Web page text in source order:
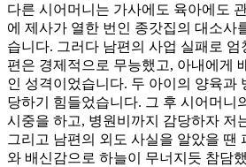
다른 시어머니는 가사에도 육아에도
에 제사가 열한 번인 종갓집의 대소사
습니다. 그러다 남편의 사업 실패로
편은 경제적으로 무능했고, 아내에게
인 성격이었습니다. 두 아이의 양육과
당하기 힘들었습니다. 그 후 시어머니
시중을 하고, 병원비까지 감당하자 저
그리고 남편의 외도 사실을 알았을 땐
와 배신감으로 하늘이 무너지듯 참담